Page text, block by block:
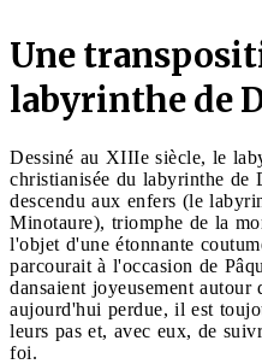
Une
labyrinthe de
Dessiné au XIIIe siècle, le
christianisée du labyrinthe de
descendu aux enfers (le
Minotaure), triomphe de la
l'objet d'une étonnante
parcourait à l'occasion de
dansaient joyeusement
aujourd'hui perdue, il est
leurs pas et, avec eux, de
foi.